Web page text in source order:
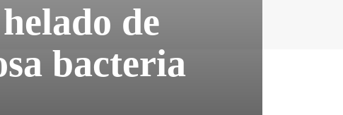
de
bacteria